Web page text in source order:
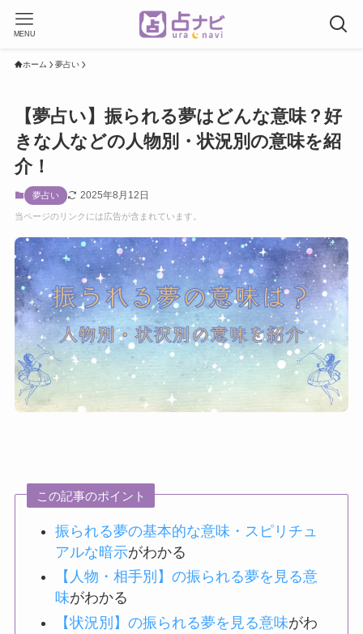
MENU
ホーム 夢占い
【夢占い】振られる夢はどんな意味？好
きな人などの人物別・状況別の意味を紹
介！
夢占い 2025年8月12日
当ページのリンクには広告が含まれています。
この記事のポイント
振られる夢の基本的な意味・スピリチュ
アルな暗示がわかる
【人物・相手別】の振られる夢を見る意
味がわかる
【状況別】の振られる夢を見る意味がわ